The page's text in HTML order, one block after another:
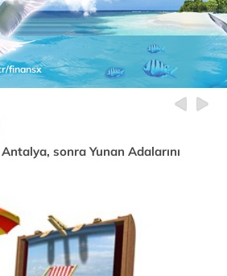
finansx
sonra Yunan Adalarını